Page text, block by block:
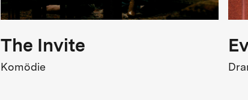
The Invite
Komödie